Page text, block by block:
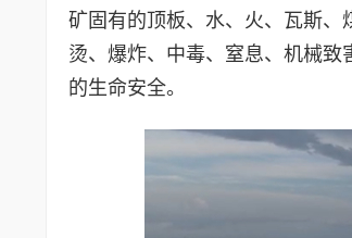
矿固有的顶板、水、火、瓦斯
烫、爆炸、中毒、窒息、机械
的生命安全。